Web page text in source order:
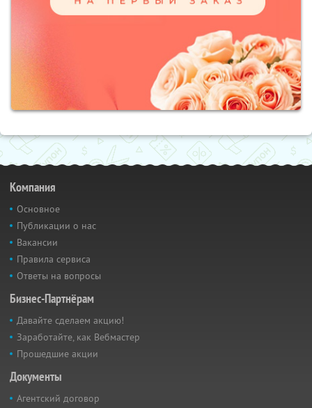
Компания
Основное
Публикации о нас
Вакансии
Правила сервиса
Ответы на вопросы
Бизнес-Партнёрам
Давайте сделаем акцию!
Заработайте, как Вебмастер
Прошедшие акции
Документы
Агентский договор